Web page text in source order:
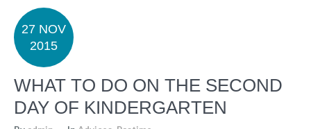
27 NOV
2015
WHAT TO DO ON THE SECOND
DAY OF KINDERGARTEN